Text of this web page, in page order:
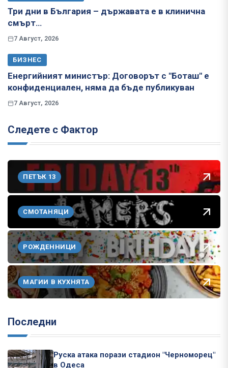
Три дни в България – държавата е в клинична
смърт…
7 Август, 2026
БИЗНЕС
Енергийният министър: Договорът с "Боташ" е
конфиденциален, няма да бъде публикуван
7 Август, 2026
Следете с Фактор
ПЕТЪК 13
СМОТАНЯЦИ
РОЖДЕННИЦИ
МАГИИ В КУХНЯТА
Последни
Руска атака порази стадион "Черноморец"
в Одеса